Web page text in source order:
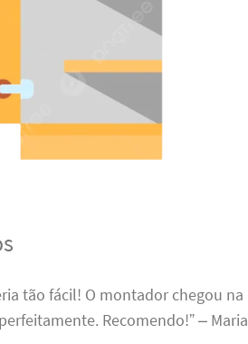
tão fácil! O montador chegou na
Recomendo!” – Maria